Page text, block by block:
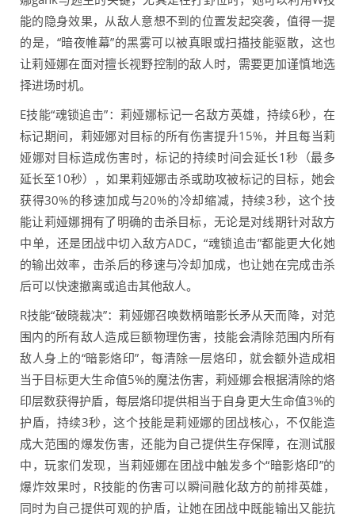
能的隐身效果，从敌人意想不到的位置发起突袭，值得一提
的是，“暗夜帷幕”的黑雾可以被真眼或扫描技能驱散，这也
让莉娅娜在面对擅长视野控制的敌人时，需要更加谨慎地选
择进场时机。
E技能“魂锁追击”：莉娅娜标记一名敌方英雄，持续6秒，在
标记期间，莉娅娜对目标的所有伤害提升15%，并且每当莉
娅娜对目标造成伤害时，标记的持续时间会延长1秒（最多
延长至10秒），如果莉娅娜击杀或助攻被标记的目标，她会
获得30%的移速加成与20%的冷却缩减，持续3秒，这个技
能让莉娅娜拥有了明确的击杀目标，无论是对线期针对敌方
中单，还是团战中切入敌方ADC，“魂锁追击”都能更大化她
的输出效率，击杀后的移速与冷却加成，也让她在完成击杀
后可以快速撤离或追击其他敌人。
R技能“破晓裁决”：莉娅娜召唤数柄暗影长矛从天而降，对范
围内的所有敌人造成巨额物理伤害，技能会清除范围内所有
敌人身上的“暗影烙印”，每清除一层烙印，就会额外造成相
当于目标更大生命值5%的魔法伤害，莉娅娜会根据清除的烙
印层数获得护盾，每层烙印提供相当于自身更大生命值3%的
护盾，持续3秒，这个技能是莉娅娜的团战核心，不仅能造
成大范围的爆发伤害，还能为自己提供生存保障，在测试服
中，玩家们发现，当莉娅娜在团战中触发多个“暗影烙印”的
爆炸效果时，R技能的伤害可以瞬间融化敌方的前排英雄，
同时为自己提供可观的护盾，让她在团战中既能输出又能抗